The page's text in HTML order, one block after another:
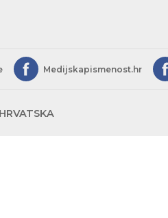
Medijskapismenost.hr